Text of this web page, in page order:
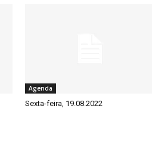
Agenda
Sexta-feira, 19.08.2022